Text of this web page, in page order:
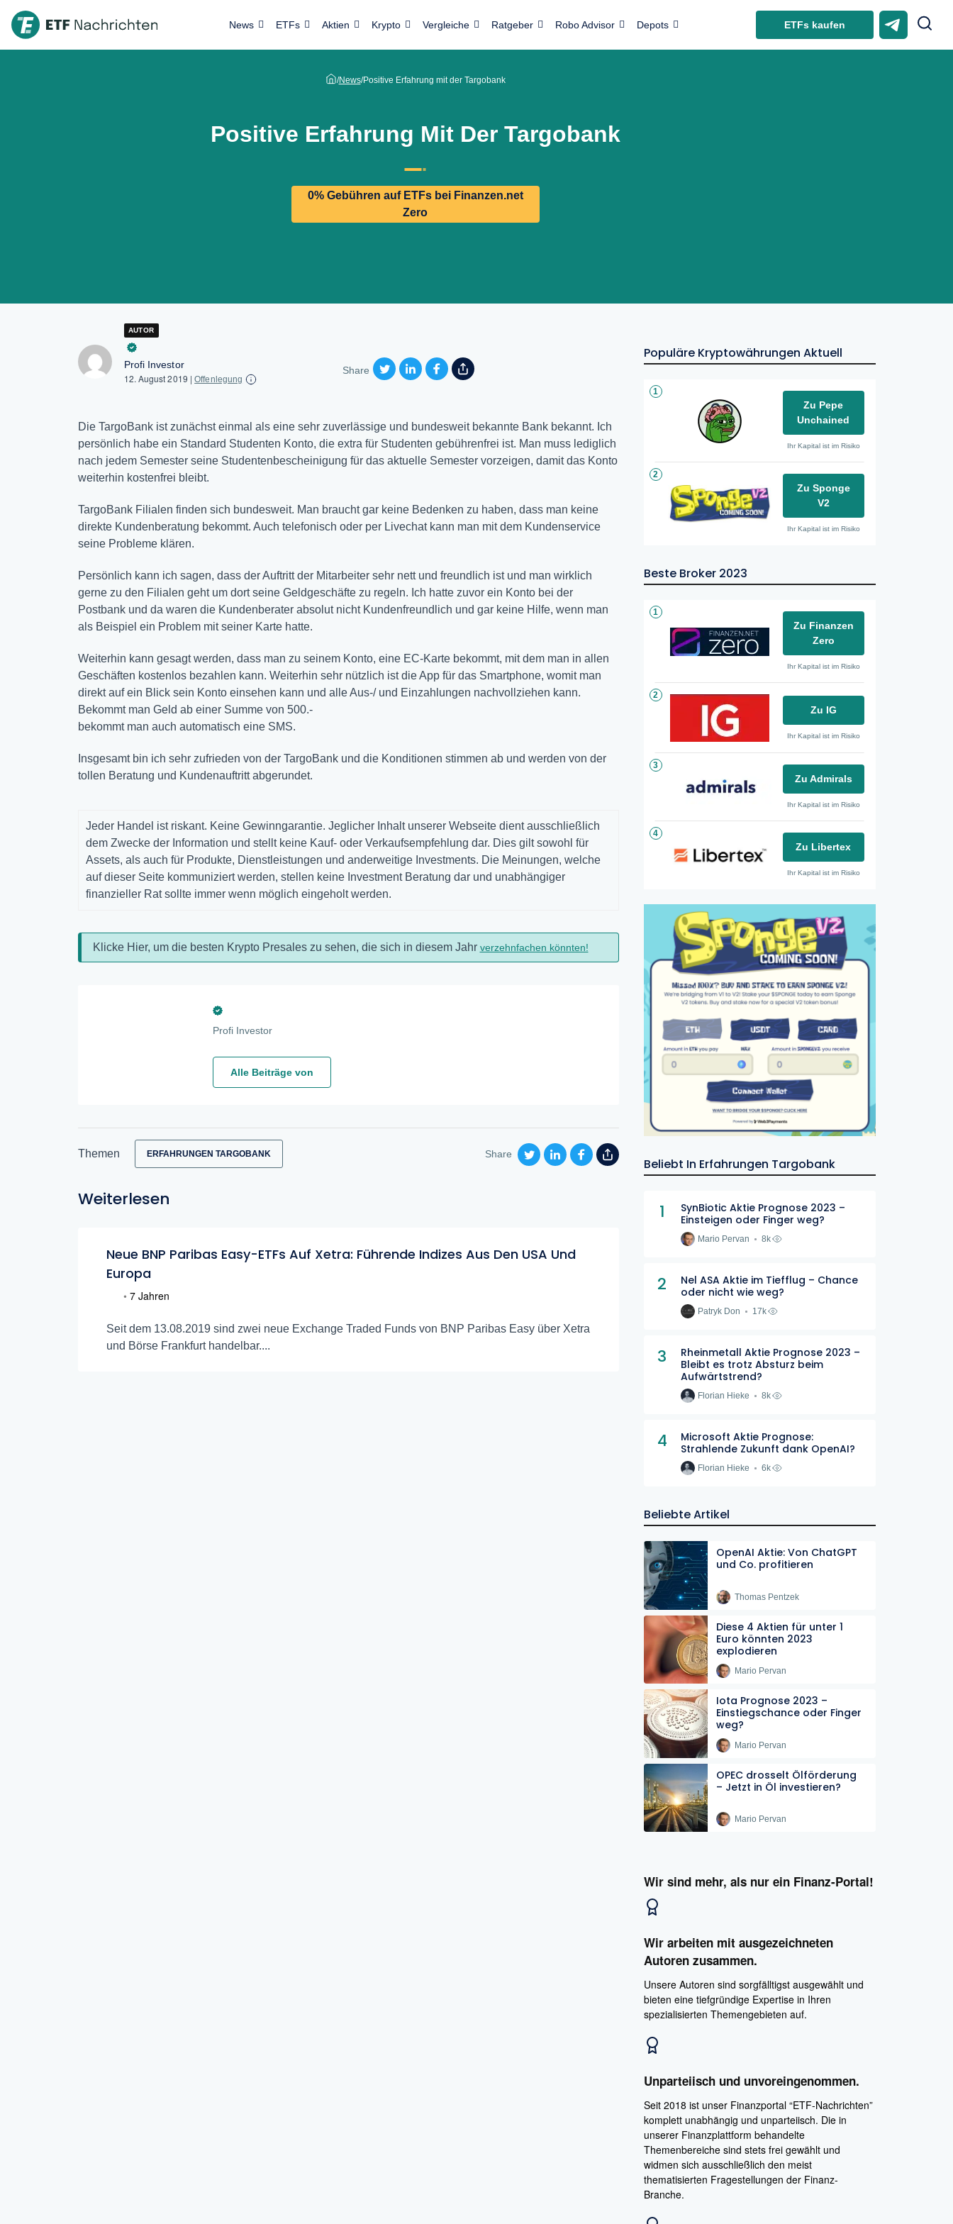
News ETFs Aktien Krypto Vergleiche Ratgeber Robo Advisor Depots ETFs kaufen
/News/Positive Erfahrung mit der Targobank
Positive Erfahrung Mit Der Targobank
0% Gebühren auf ETFs bei Finanzen.net
Zero
AUTOR
Profi Investor
12. August 2019 |Offenlegung
Share
Die TargoBank ist zunächst einmal als eine sehr zuverlässige und bundesweit bekannte Bank bekannt. Ich
persönlich habe ein Standard Studenten Konto, die extra für Studenten gebührenfrei ist. Man muss lediglich
nach jedem Semester seine Studentenbescheinigung für das aktuelle Semester vorzeigen, damit das Konto
weiterhin kostenfrei bleibt.
TargoBank Filialen finden sich bundesweit. Man braucht gar keine Bedenken zu haben, dass man keine
direkte Kundenberatung bekommt. Auch telefonisch oder per Livechat kann man mit dem Kundenservice
seine Probleme klären.
Persönlich kann ich sagen, dass der Auftritt der Mitarbeiter sehr nett und freundlich ist und man wirklich
gerne zu den Filialen geht um dort seine Geldgeschäfte zu regeln. Ich hatte zuvor ein Konto bei der
Postbank und da waren die Kundenberater absolut nicht Kundenfreundlich und gar keine Hilfe, wenn man
als Beispiel ein Problem mit seiner Karte hatte.
Weiterhin kann gesagt werden, dass man zu seinem Konto, eine EC-Karte bekommt, mit dem man in allen
Geschäften kostenlos bezahlen kann. Weiterhin sehr nützlich ist die App für das Smartphone, womit man
direkt auf ein Blick sein Konto einsehen kann und alle Aus-/ und Einzahlungen nachvollziehen kann.
Bekommt man Geld ab einer Summe von 500.-
bekommt man auch automatisch eine SMS.
Insgesamt bin ich sehr zufrieden von der TargoBank und die Konditionen stimmen ab und werden von der
tollen Beratung und Kundenauftritt abgerundet.
Jeder Handel ist riskant. Keine Gewinngarantie. Jeglicher Inhalt unserer Webseite dient ausschließlich
dem Zwecke der Information und stellt keine Kauf- oder Verkaufsempfehlung dar. Dies gilt sowohl für
Assets, als auch für Produkte, Dienstleistungen und anderweitige Investments. Die Meinungen, welche
auf dieser Seite kommuniziert werden, stellen keine Investment Beratung dar und unabhängiger
finanzieller Rat sollte immer wenn möglich eingeholt werden.
Klicke Hier, um die besten Krypto Presales zu sehen, die sich in diesem Jahr verzehnfachen könnten!
Profi Investor
Alle Beiträge von
Themen ERFAHRUNGEN TARGOBANK Share
Weiterlesen
Neue BNP Paribas Easy-ETFs Auf Xetra: Führende Indizes Aus Den USA Und
Europa
• 7 Jahren
Seit dem 13.08.2019 sind zwei neue Exchange Traded Funds von BNP Paribas Easy über Xetra
und Börse Frankfurt handelbar....
Populäre Kryptowährungen Aktuell
1
Zu Pepe
Unchained
Ihr Kapital ist im Risiko
2
Zu Sponge
V2
Ihr Kapital ist im Risiko
Beste Broker 2023
1
Zu Finanzen
Zero
Ihr Kapital ist im Risiko
2
Zu IG
Ihr Kapital ist im Risiko
3
Zu Admirals
Ihr Kapital ist im Risiko
4
Zu Libertex
Ihr Kapital ist im Risiko
Beliebt In Erfahrungen Targobank
1
SynBiotic Aktie Prognose 2023 –
Einsteigen oder Finger weg?
Mario Pervan 8k
2
Nel ASA Aktie im Tiefflug – Chance
oder nicht wie weg?
Patryk Don 17k
3
Rheinmetall Aktie Prognose 2023 –
Bleibt es trotz Absturz beim
Aufwärtstrend?
Florian Hieke 8k
4
Microsoft Aktie Prognose:
Strahlende Zukunft dank OpenAI?
Florian Hieke 6k
Beliebte Artikel
OpenAI Aktie: Von ChatGPT
und Co. profitieren
Thomas Pentzek
Diese 4 Aktien für unter 1
Euro könnten 2023
explodieren
Mario Pervan
Iota Prognose 2023 –
Einstiegschance oder Finger
weg?
Mario Pervan
OPEC drosselt Ölförderung
– Jetzt in Öl investieren?
Mario Pervan
Wir sind mehr, als nur ein Finanz-Portal!
Wir arbeiten mit ausgezeichneten
Autoren zusammen.
Unsere Autoren sind sorgfälltigst ausgewählt und
bieten eine tiefgründige Expertise in Ihren
spezialisierten Themengebieten auf.
Unparteiisch und unvoreingenommen.
Seit 2018 ist unser Finanzportal “ETF-Nachrichten”
komplett unabhängig und unparteiisch. Die in
unserer Finanzplattform behandelte
Themenbereiche sind stets frei gewählt und
widmen sich ausschließlich den meist
thematisierten Fragestellungen der Finanz-
Branche.